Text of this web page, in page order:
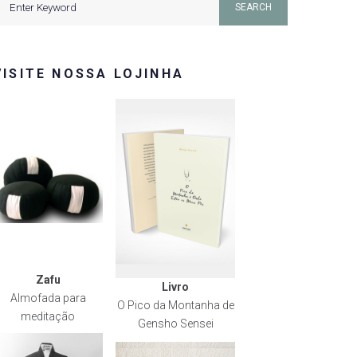
SEARCH
NOSSA LOJINHA
Zafu
Almofada para
meditação
Livro
O Pico da Montanha de
Gensho Sensei